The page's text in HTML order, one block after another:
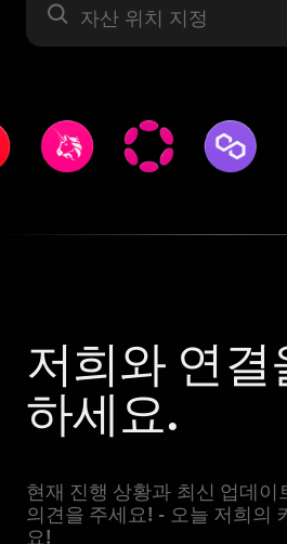
자산 라벨
저희와 연결
하세요.
현재 진행 상황과 최신 업데이
의견을 주세요! - 오늘 저희의
요!